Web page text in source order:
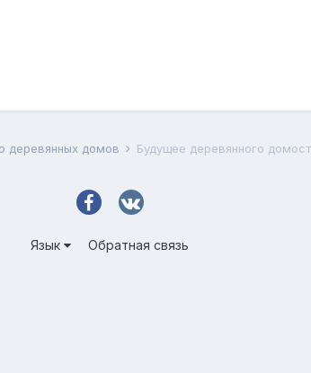
деревянных домов Будущее деревянного
Язык Обратная связь